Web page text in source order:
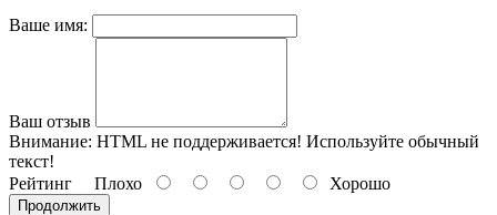
Ваше имя:
Ваш отзыв
Внимание: HTML не поддерживается! Используйте обычный
текст!
Рейтинг Плохо Хорошо
Продолжить